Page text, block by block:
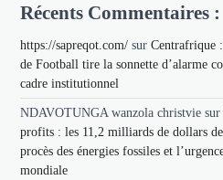
Récents Commentaires :
https://sapreqot.com/ surCentrafrique
de Football tire la sonnette d’alarme
cadre institutionnel
NDAVOTUNGA wanzola christvie
profits : les 11,2 milliards de dollars
procès des énergies fossiles et
mondiale